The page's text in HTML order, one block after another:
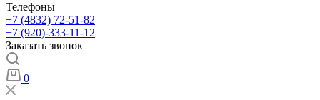
Телефоны
+7 (4832) 72-51-82
+7 (920)-333-11-12
Заказать звонок
0